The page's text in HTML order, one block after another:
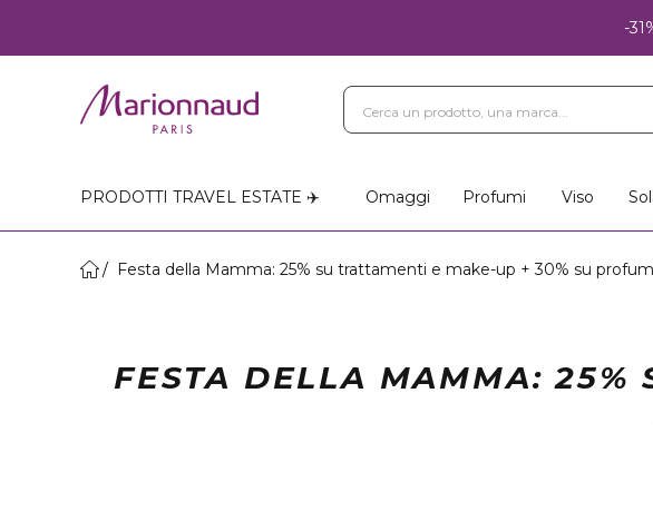
-
PRODOTTI TRAVEL ESTATE ✈️
Omaggi Profumi Viso
Festa della Mamma: 25% su trattamenti e make-up + 30% su
FESTA DELLA MAMMA: 25%